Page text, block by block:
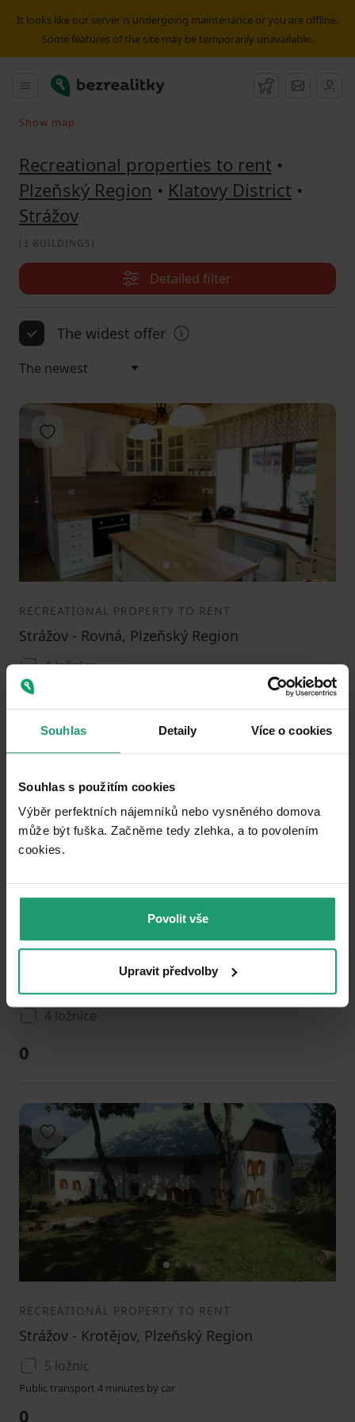
Souhlas Detaily Více o cookies
Souhlas s použitím cookies
Výběr perfektních nájemníků nebo vysněného domova
může být fuška. Začněme tedy zlehka, a to povolením
cookies.​
Povolit vše
Upravit předvolby
It looks like our server is undergoing maintenance or you are offline.
Some features of the site may be temporarily unavailable.
Main menu
Bezrealitky Watchdog
Search on the map
Show map
Recreational properties to rent •
Plzeňský Region • Klatovy District •
Strážov
(3 BUILDINGS)
Detailed filter
The widest offer
1
Add to favorites
RECREATIONAL PROPERTY TO RENT
Strážov - Rovná, Plzeňský Region
4 ložnice
0
12 3
Add to favorites
4 ložnice
0
12 3
Add to favorites
RECREATIONAL PROPERTY TO RENT
Strážov - Krotějov, Plzeňský Region
5 ložnic
Public transport 4 minutes by car
0